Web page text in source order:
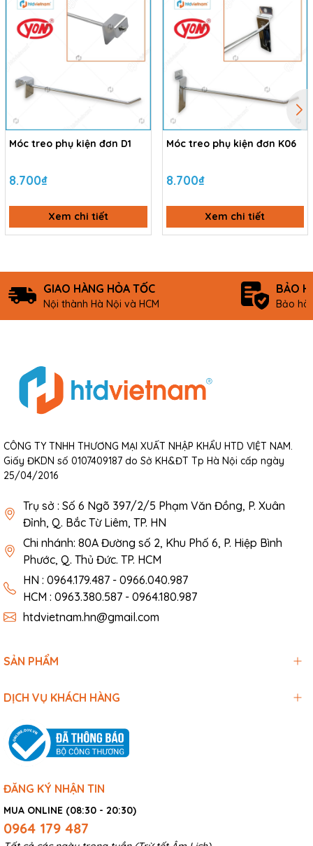
Móc treo phụ kiện đơn D1
8.700₫
Xem chi tiết
Móc treo phụ kiện đơn K06
8.700₫
Xem chi tiết
GIAO HÀNG HỎA TỐC
Nội thành Hà Nội và HCM
BẢO
Bảo
CÔNG TY TNHH THƯƠNG MẠI XUẤT NHẬP KHẨU HTD VIỆT NAM.
Giấy ĐKDN số 0107409187 do Sở KH&ĐT Tp Hà Nội cấp ngày
25/04/2016
Trụ sở : Số 6 Ngõ 397/2/5 Phạm Văn Đồng, P. Xuân
Đỉnh, Q. Bắc Từ Liêm, TP. HN
Chi nhánh: 80A Đường số 2, Khu Phố 6, P. Hiệp Bình
Phước, Q. Thủ Đức. TP. HCM
HN : 0964.179.487 - 0966.040.987
HCM : 0963.380.587 - 0964.180.987
htdvietnam.hn@gmail.com
SẢN PHẨM
DỊCH VỤ KHÁCH HÀNG
ĐĂNG KÝ NHẬN TIN
MUA ONLINE (08:30 - 20:30)
0964 179 487